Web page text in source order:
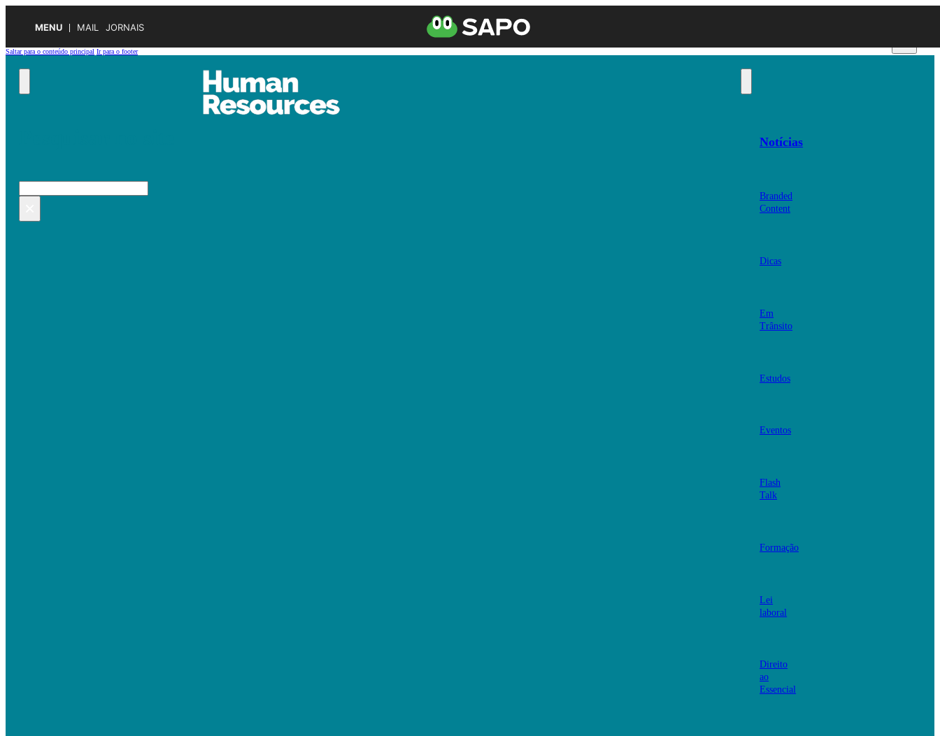
MENU MAIL JORNAIS
Saltar para o conteúdo principal Ir para o footer
Pesquisar
Notícias
Branded
Content
Dicas
Em
Trânsito
Estudos
Eventos
Flash
Talk
Formação
Lei
laboral
Direito
ao
Essencial